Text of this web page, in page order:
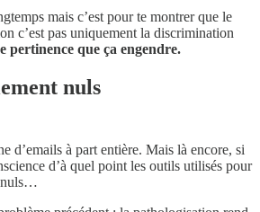
mais c’est pour te montrer que le
c’est pas uniquement la discrimination
pertinence que ça engendre.
nuls
d’emails à part entière. Mais là encore, si
d’à quel point les outils utilisés pour
nuls…